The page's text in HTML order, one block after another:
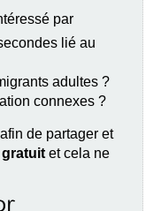
par
lié au
adultes ?
connexes ?
de partager et
gratuit et cela ne